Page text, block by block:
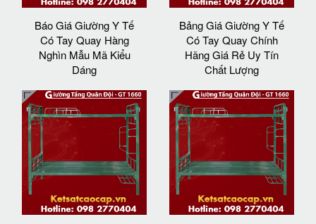
Báo Giá Giường Y Tế
Có Tay Quay Hàng
Nghìn Mẫu Mã Kiểu
Dáng
Bảng Giá Giường Y Tế
Có Tay Quay Chính
Hãng Giá Rẻ Uy Tín
Chất Lượng